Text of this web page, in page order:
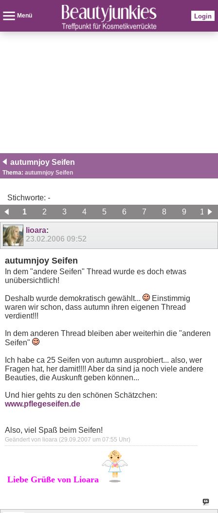
Menü Login
autumnjoy Seifen
Thema: autumnjoy Seifen
Stichworte: -
1
2 3 4 5 6 7 8 9
10
11
12
lioara:
23.02.2006 09:52
autumnjoy Seifen
In dem "andere Seifen" Thread wurde es doch etwas
unübersichtlich!
Deshalb wurde demokratisch gewählt...
Einstimmig
waren wir schon, dass autumn ihren eigenen Thread
verdient!!!
In dem anderen Thread bleiben aber weiterhin die "anderen
Seifen"
Ich habe ca 25 Seifen von autumn ausprobiert... also, wer
Fragen hat, her damit!!!! Aber da sind ja noch viele andere
Beauties, die Auskunft geben können...
Und hier gehts zu den schönen Schätzchen:
www.pflegeseifen.de
Also, viel Spaß beim Seifen!
Geändert von lioara (29.09.2007 um 07:55 Uhr)
Liebe Grüße von Lioara